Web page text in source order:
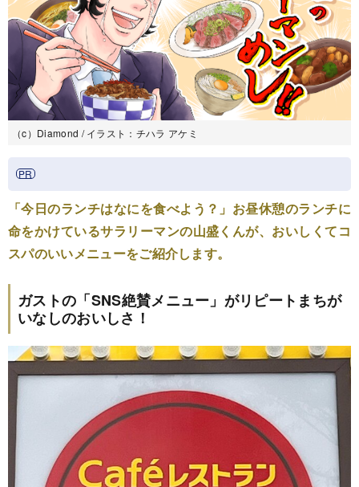
（c）Diamond / イラスト：チハラ アケミ
「今日のランチはなにを食べよう？」お昼休憩のランチに
命をかけているサラリーマンの山盛くんが、おいしくてコ
スパのいいメニューをご紹介します。
ガストの「SNS絶賛メニュー」がリピートまちが
いなしのおいしさ！